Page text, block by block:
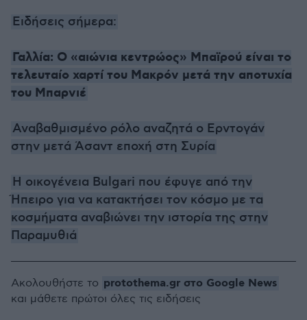
Ειδήσεις σήμερα:
Γαλλία: Ο «αιώνια κεντρώος» Μπαϊρού είναι το
τελευταίο χαρτί του Μακρόν μετά την αποτυχία
του Μπαρνιέ
Αναβαθμισμένο ρόλο αναζητά ο Ερντογάν
στην μετά Άσαντ εποχή στη Συρία
Η οικογένεια Bulgari που έφυγε από την
Ήπειρο για να κατακτήσει τον κόσμο με τα
κοσμήματα αναβιώνει την ιστορία της στην
Παραμυθιά
Ακολουθήστε το protothema.gr στο Google News
και μάθετε πρώτοι όλες τις ειδήσεις